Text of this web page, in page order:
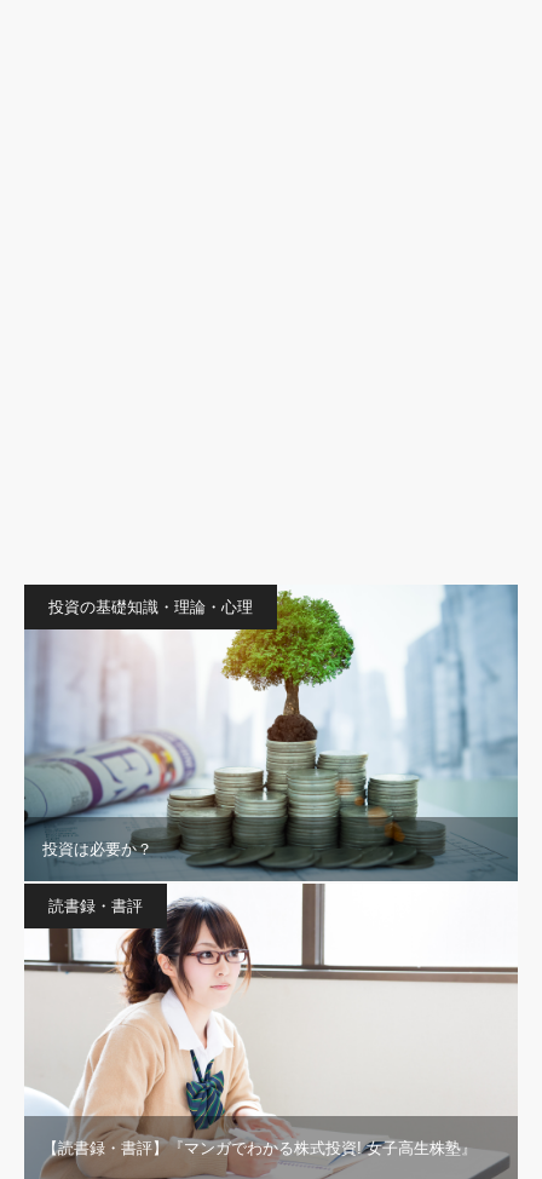
投資の基礎知識・理論・心理
投資は必要か？
読書録・書評
【読書録・書評】『マンガでわかる株式投資! 女子高生株塾』